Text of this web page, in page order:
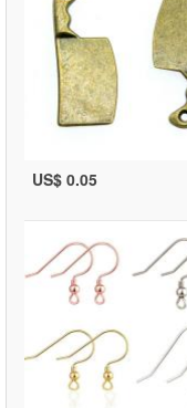
US$ 0.05